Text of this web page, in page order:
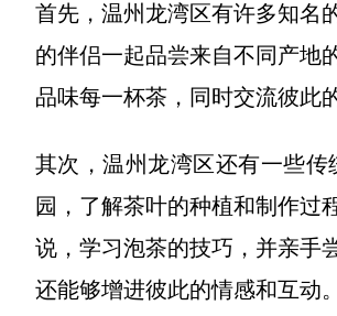
首先，温州龙湾区有许多知名
的伴侣一起品尝来自不同产地
品味每一杯茶，同时交流彼此
其次，温州龙湾区还有一些
园，了解茶叶的种植和制作过
说，学习泡茶的技巧，并亲手
还能够增进彼此的情感和互动。